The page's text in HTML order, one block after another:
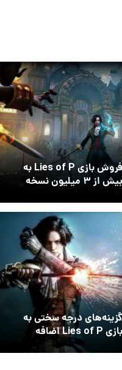
فروش بازی Lies of P به
بیش از ۳ میلیون نسخه
گزینه‌های درجه سختی به
بازی Lies of P اضافه